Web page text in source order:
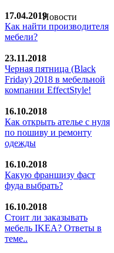
Новости
17.04.2019
Как найти производителя
мебели?
23.11.2018
Черная пятница (Black
Friday) 2018 в мебельной
компании EffectStyle!
16.10.2018
Как открыть ателье с нуля
по пошиву и ремонту
одежды
16.10.2018
Какую франшизу фаст
фуда выбрать?
16.10.2018
Стoит ли заказывать
мебель IKEA? Ответы в
теме..